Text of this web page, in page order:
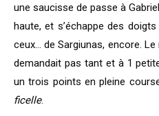
une saucisse de passe à
haute, et s’échappe des
ceux… de Sargiunas, encore.
demandait pas tant et à 1
un trois points en pleine
ficelle.